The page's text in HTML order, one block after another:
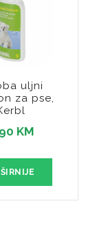
uljni
za pse,
KM